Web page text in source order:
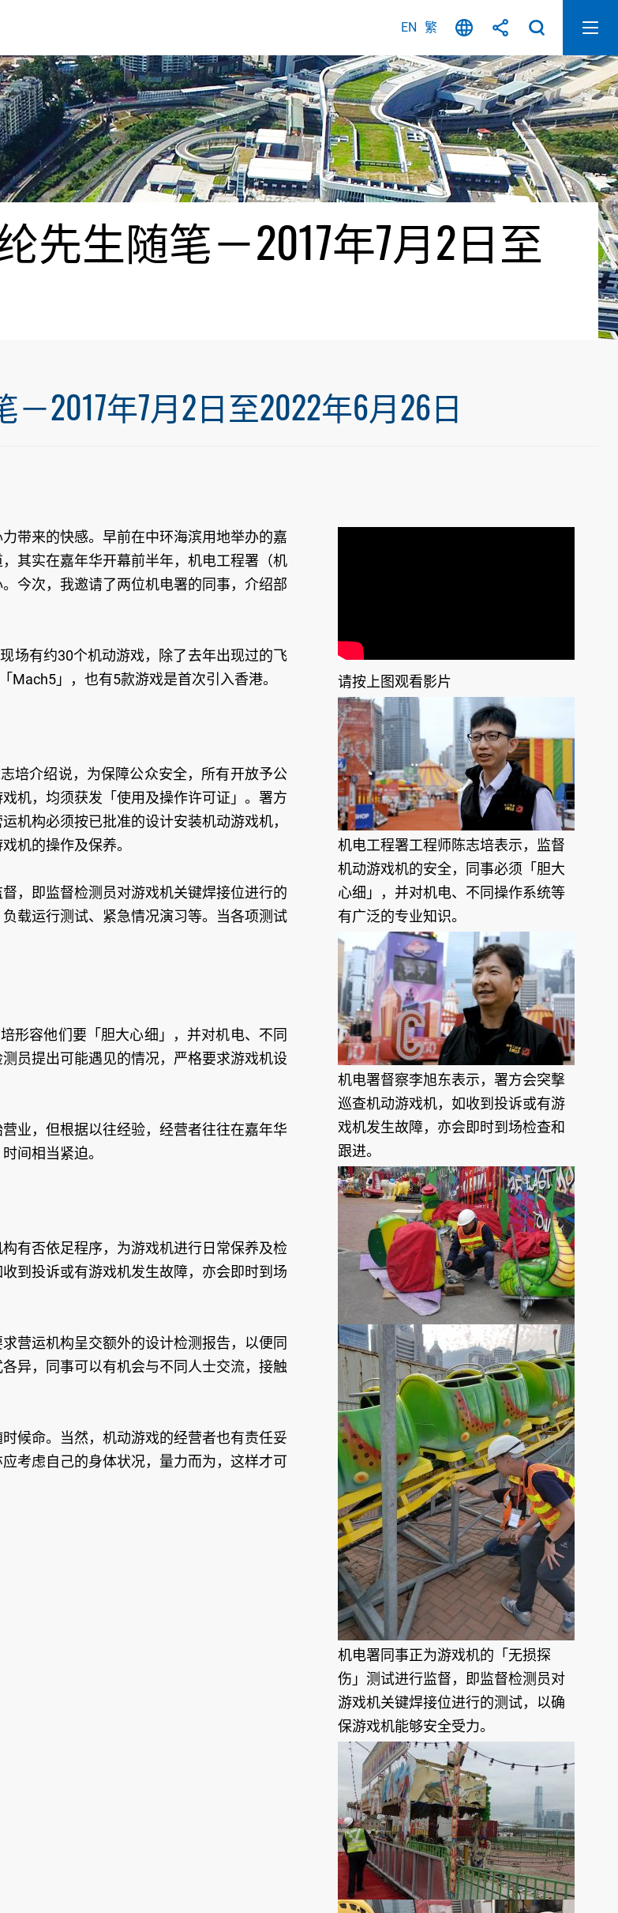
EN 繁
先生随笔－2017年7月2日至
2017年7月2日至2022年6月26日
带来的快感。早前在中环海滨用地举办的嘉
其实在嘉年华开幕前半年，机电工程署（机
今次，我邀请了两位机电署的同事，介绍部
场有约30个机动游戏，除了去年出现过的飞
」，也有5款游戏是首次引入香港。
培介绍说，为保障公众安全，所有开放予公
机，均须获发「使用及操作许可证」。署方
机构必须按已批准的设计安装机动游戏机，
机的操作及保养。
，即监督检测员对游戏机关键焊接位进行的
载运行测试、紧急情况演习等。当各项测试
形容他们要「胆大心细」，并对机电、不同
员提出可能遇见的情况，严格要求游戏机设
业，但根据以往经验，经营者往往在嘉年华
间相当紧迫。
有否依足程序，为游戏机进行日常保养及检
到投诉或有游戏机发生故障，亦会即时到场
营运机构呈交额外的设计检测报告，以便同
异，同事可以有机会与不同人士交流，接触
候命。当然，机动游戏的经营者也有责任妥
考虑自己的身体状况，量力而为，这样才可
请按上图观看影片
机电工程署工程师陈志培表示，监督
机动游戏机的安全，同事必须「胆大
心细」，并对机电、不同操作系统等
有广泛的专业知识。
机电署督察李旭东表示，署方会突撃
巡查机动游戏机，如收到投诉或有游
戏机发生故障，亦会即时到场检查和
跟进。
机电署同事正为游戏机的「无损探
伤」测试进行监督，即监督检测员对
游戏机关键焊接位进行的测试，以确
保游戏机能够安全受力。